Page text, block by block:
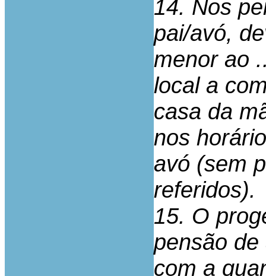
14. Nos
pai/avó,
menor ao
local a
casa da
nos
avó (sem
referidos).
15. O
pensão
com a